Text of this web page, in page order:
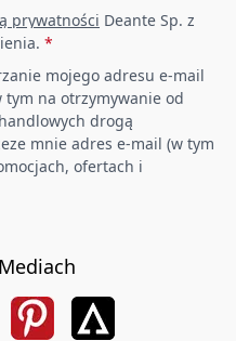
prywatności Deante Sp. z
*
mojego adresu e-mail
na otrzymywanie od
drogą
mnie adres e-mail (w tym
ofertach i